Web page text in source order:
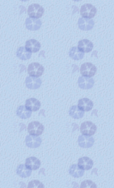
花
ビ